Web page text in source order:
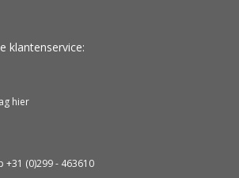
klantenservice:
hier
+31 (0)299 - 463610